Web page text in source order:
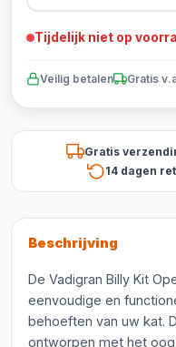
Tijdelijk niet op
Veilig betalen Gratis
Gratis
14 dagen
Beschrijving
De Vadigran Billy Kit
eenvoudige en
behoeften van uw kat.
ontworpen met het